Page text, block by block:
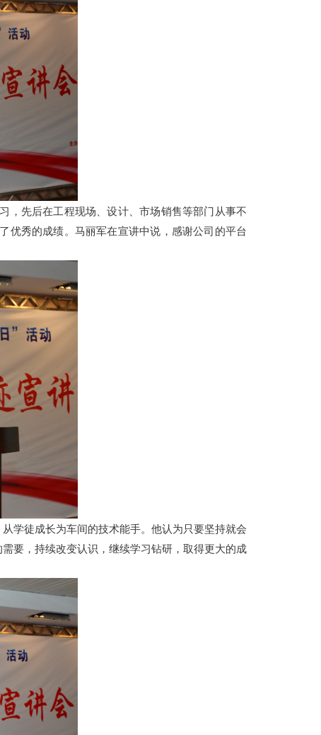
，先后在工程现场、设计、市场销售等部门从事不
优秀的成绩。马丽军在宣讲中说，感谢公司的平台
学徒成长为车间的技术能手。他认为只要坚持就会
要，持续改变认识，继续学习钻研，取得更大的成